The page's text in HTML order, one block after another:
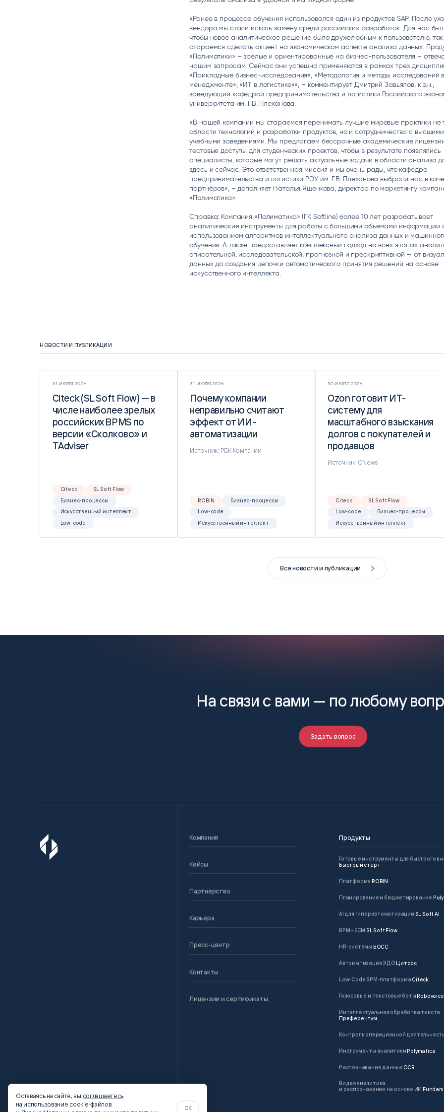
«Ранее в процессе обучения использовался один из продуктов SAP. После
вендора мы стали искать замену среди российских разработок. Для нас
чтобы новое аналитическое решение было дружелюбным к пользователю,
стараемся сделать акцент на экономическом аспекте анализа данных.
«Полиматики» – зрелые и ориентированные на бизнес-пользователя –
нашим запросам. Сейчас они успешно применяются в рамках трех
«Прикладные бизнес-исследования», «Методология и методы исследований в
менеджменте», «ИТ в логистике»», – комментирует Дмитрий Завьялов, к.э.н.,
заведующий кафедрой предпринимательства и логистики Российского
университета им. Г.В. Плеханова.
«В нашей компании мы стараемся перенимать лучшие мировые практики не
области технологий и разработки продуктов, но и сотрудничества с высшими
учебными заведениями. Мы предлагаем бессрочные академические
тестовые доступы для студенческих проектов, чтобы в результате появлялись
специалисты, которые могут решать актуальные задачи в области анализа
здесь и сейчас. Это ответственная миссия и мы очень рады, что кафедра
предпринимательства и логистики РЭУ им. Г.В. Плеханова выбрали нас в
партнёров», – дополняет Наталья Яшенкова, директор по маркетингу
«Полиматика».
Справка: Компания «Полиматика» (ГК Softline) более 10 лет разрабатывает
аналитические инструменты для работы с большими объемами информации
использованием алгоритмов интеллектуального анализа данных и
обучения. А также предоставляет комплексный подход на всех этапах
описательной, исследовательской, прогнозной и прескриптивной — от
данных до создания цепочки автоматического принятия решений на основе
искусственного интеллекта.
НОВОСТИ И ПУБЛИКАЦИИ
31 ИЮЛЯ 2026
Citeck (SL Soft Flow) — в
числе наиболее зрелых
российских BPMS по
версии «Сколково» и
TAdviser
Citeck (SL Soft Flow) — в
числе наиболее зрелых
российских BPMS по
версии «Сколково» и
TAdviser
Citeck
SL Soft Flow
Бизнес-процессы
Искусственный интеллект
Low-code
31 ИЮЛЯ 2026
Почему компании
неправильно считают
эффект от ИИ-
автоматизации
Почему компании
неправильно считают
эффект от ИИ-
автоматизации
Источник: РБК Компании
ROBIN
Бизнес-процессы
Low-code
Искусственный интеллект
30 ИЮЛЯ 2026
Ozon готовит ИТ-
систему для
масштабного взыскания
долгов с покупателей и
продавцов
Ozon готовит ИТ-
систему для
масштабного взыскания
долгов с покупателей и
продавцов
Источник: CNews
Citeck
SL Soft Flow
Low-code
Бизнес-процессы
Искусственный интеллект
Все новости и публикации
На связи с вами — по любому
Задать вопрос
Компания
Кейсы
Партнерство
Карьера
Пресс-центр
Контакты
Лицензии и сертификаты
Продукты
Готовые инструменты для быстрого
Быстрый старт
Платформа ROBIN
Планирование и бюджетирование
AI для гиперавтоматизации SL Soft AI
BPM + ECM SL Soft Flow
HR-системы БОСС
Автоматизация ЭДО Цитрос
Low-Code BPM-платформа Citeck
Голосовые и текстовые боты Robovoice
Интеллектуальная обработка текста
Преферентум
Контроль операционной
Инструменты аналитики Polymatica
Распознавание данныхOCR
Видеоаналитика
и распознавание на основе ИИ
Оставаясь на сайте, вы соглашаетесь
на использование cookie-файлов
OK